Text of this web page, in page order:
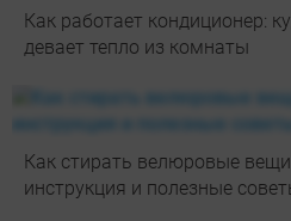
Как работает кондиционер:
девает тепло из комнаты
Как стирать велюровые
инструкция и полезные